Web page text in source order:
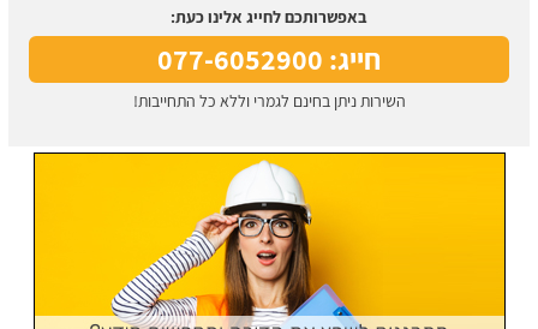
באפשרותכם לחייג אלינו כעת:
חייג: 077-6052900
השירות ניתן בחינם לגמרי וללא כל התחייבות!